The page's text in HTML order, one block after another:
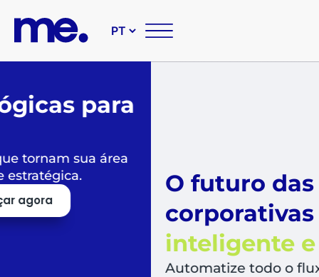
O futuro das suas
corporativas ésimples,
inteligente e sustentável
Automatize todo o fluxo de compras,